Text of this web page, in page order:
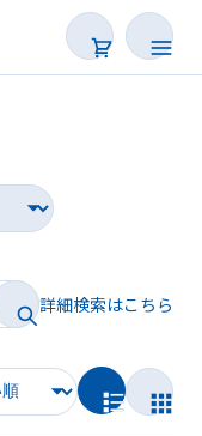
詳細検索はこちら